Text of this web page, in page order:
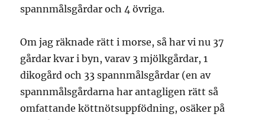
spannmålsgårdar och 4 övriga.
Om jag räknade rätt i morse, så har vi nu 37
gårdar kvar i byn, varav 3 mjölkgårdar, 1
dikogård och 33 spannmålsgårdar (en av
spannmålsgårdarna har antagligen rätt så
omfattande köttnötsuppfödning, osäker på